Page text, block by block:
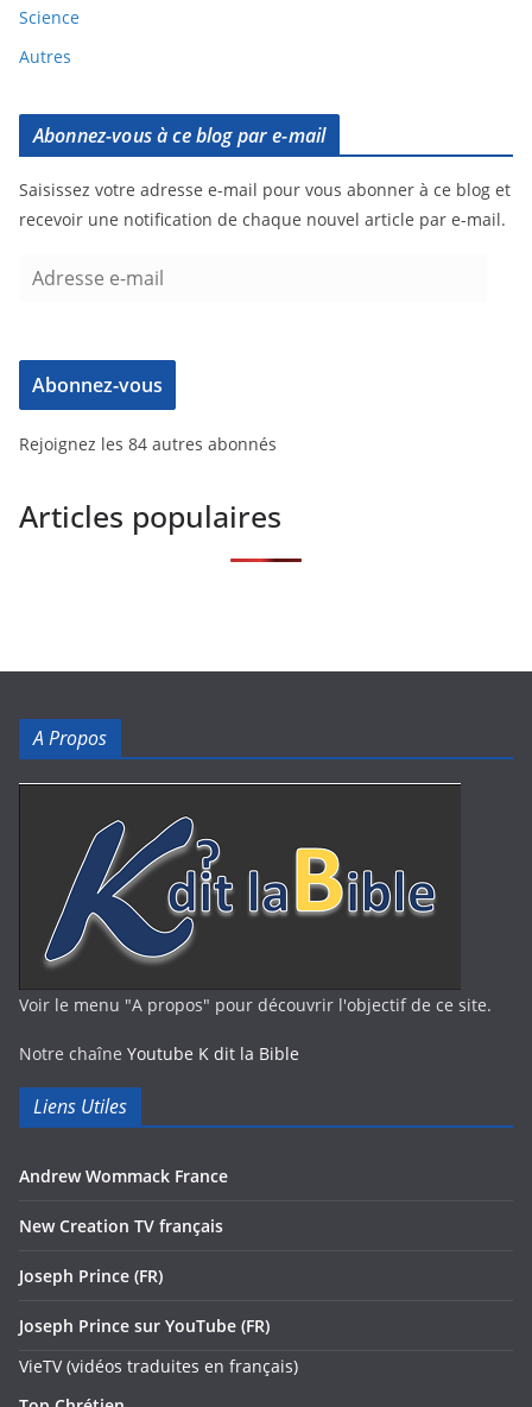
Science
Autres
Abonnez-vous à ce blog par e-mail
Saisissez votre adresse e-mail pour vous abonner à ce blog et
recevoir une notification de chaque nouvel article par e-mail.
Abonnez-vous
Rejoignez les 84 autres abonnés
Articles populaires
A Propos
Voir le menu "A propos" pour découvrir l'objectif de ce site.
Notre chaîne Youtube K dit la Bible
Liens Utiles
Andrew Wommack France
New Creation TV français
Joseph Prince (FR)
Joseph Prince sur YouTube (FR)
VieTV (vidéos traduites en français)